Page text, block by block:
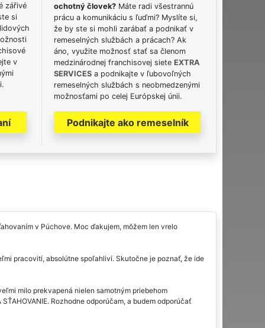
zářivé
si
v
ochotný človek? Máte radi všestrannú
prácu a komunikáciu s ľuďmi? Myslíte si,
že by ste si mohli zarábať a podnikať v
remeselných službách a prácach? Ak
áno, využite možnosť stať sa členom
medzinárodnej franchisovej siete EXTRA
SERVICES a podnikajte v ľubovoľných
remeselných službách s neobmedzenými
možnosťami po celej Európskej únii.
Podnikajte ako remeselník
v Púchove. Moc ďakujem, môžem len vrelo
pracovití, absolútne spoľahliví. Skutočne je poznať, že ide
milo prekvapená nielen samotným priebehom
Rozhodne odporúčam, a budem odporúčať